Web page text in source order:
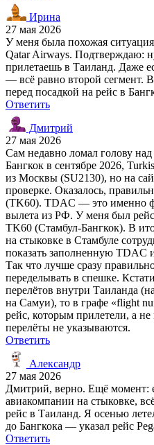
Ирина
27 мая 2026
У меня была похожая
Qatar Airways. Подтверждаю:
прилетаешь в Таиланд. Даже
— всё равно второй сегмент.
перед посадкой на рейс в
Ответить
Дмитрий
27 мая 2026
Сам недавно ломал голову
Бангкок в сентябре 2026,
из Москвы (SU2130), но на
проверке. Оказалось,
(TK60). TDAC — это именно
вылета из РФ. У меня был
TK60 (Стамбул-Бангкок). В
на стыковке в Стамбуле
показать заполненную TDAC
Так что лучше сразу
переделывать в спешке.
перелётов внутри Таиланда
на Самуи), то в графе «flight
рейс, которым прилетели, а
перелёты не указываются.
Ответить
Александр
27 мая 2026
Дмитрий, верно. Ещё момент:
авиакомпании на стыковке,
рейс в Таиланд. Я осенью
до Бангкока — указал рейс
Ответить